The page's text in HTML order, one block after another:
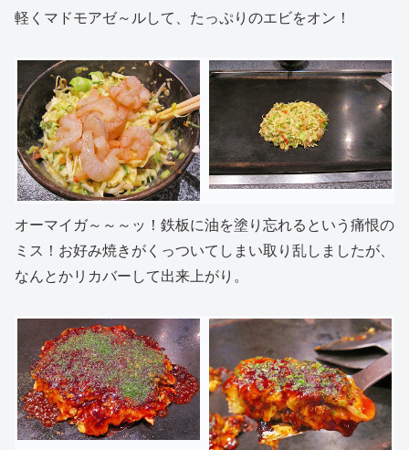
軽くマドモアゼ～ルして、たっぷりのエビをオン！
オーマイガ～～～ッ！鉄板に油を塗り忘れるという痛恨の
ミス！お好み焼きがくっついてしまい取り乱しましたが、
なんとかリカバーして出来上がり。